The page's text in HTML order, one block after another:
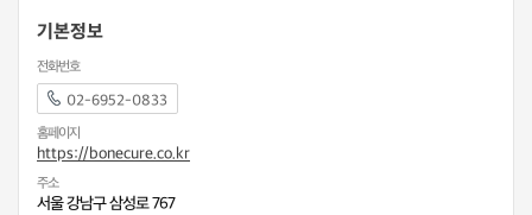
기본정보
전화번호
02-6952-0833
홈페이지
https://bonecure.co.kr
주소
서울 강남구 삼성로 767